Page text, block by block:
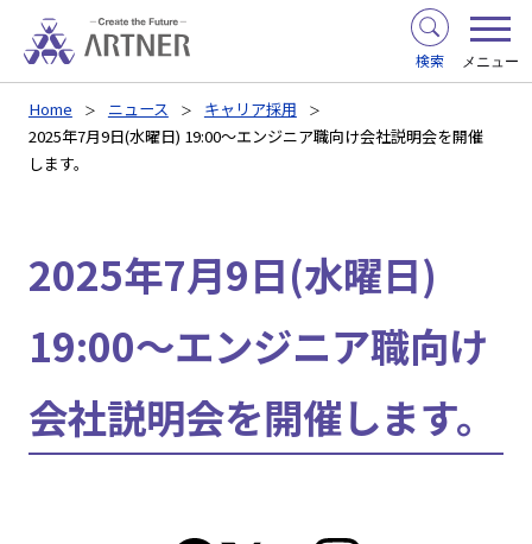
検索 メニュー
Home ニュース
キャリア採用
2025年7月9日(水曜日) 19:00～エンジニア職向け会社説明会を開催
します。
2025年7月9日(水曜日)
19:00～エンジニア職向け
会社説明会を開催します。